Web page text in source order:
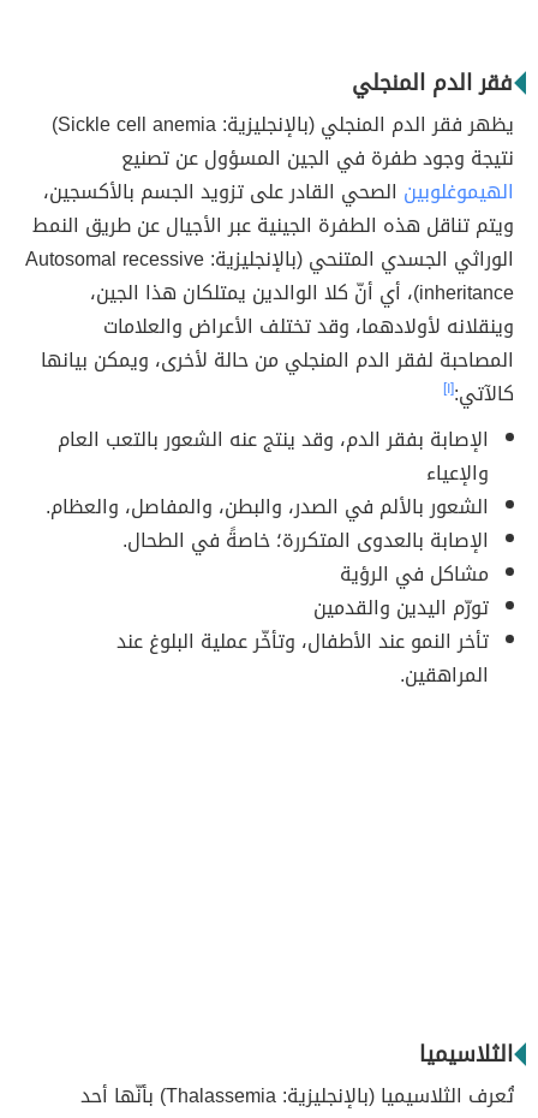
فقر الدم المنجلي
يظهر فقر الدم المنجلي (بالإنجليزية: Sickle cell anemia)
نتيجة وجود طفرة في الجين المسؤول عن تصنيع
الهيموغلوبين الصحي القادر على تزويد الجسم بالأكسجين،
ويتم تناقل هذه الطفرة الجينية عبر الأجيال عن طريق النمط
الوراثي الجسدي المتنحي (بالإنجليزية: Autosomal recessive
inheritance)، أي أنّ كلا الوالدين يمتلكان هذا الجين،
وينقلانه لأولادهما، وقد تختلف الأعراض والعلامات
المصاحبة لفقر الدم المنجلي من حالة لأخرى، ويمكن بيانها
كالآتي:[١]
الإصابة بفقر الدم، وقد ينتج عنه الشعور بالتعب العام
والإعياء
الشعور بالألم في الصدر، والبطن، والمفاصل، والعظام.
الإصابة بالعدوى المتكررة؛ خاصةً في الطحال.
مشاكل في الرؤية
تورّم اليدين والقدمين
تأخر النمو عند الأطفال، وتأخّر عملية البلوغ عند
المراهقين.
الثلاسيميا
تُعرف الثلاسيميا (بالإنجليزية: Thalassemia) بأنّها أحد